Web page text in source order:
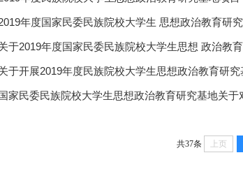
年度国家民委民族院校大学生 思想政治教育研
于2019年度国家民委民族院校大学生思想 政治教
于开展2019年度民族院校大学生思想政治教育研
家民委民族院校大学生思想政治教育研究基地关于
共37条 上页